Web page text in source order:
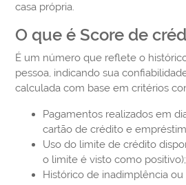
casa própria.
O que é Score de
É um número que reflete o
pessoa, indicando sua
calculada com base em critérios
Pagamentos realizados em
cartão de crédito e
Uso do limite de crédito
o limite é visto como positivo);
Histórico de inadimplência ou